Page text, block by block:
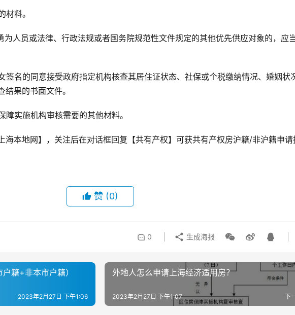
料。
为人员或法律、行政法规或者国务院规范性文件规定的其他优先供应对象的，应
签名的同意接受政府指定机构核查其居住证状态、社保或个税缴纳情况、婚姻状
果的书面文件。
实施机构审核需要的其他材料。
海本地网】，关注后在对话框回复【共有产权】可获共有产权房沪籍/非沪籍申请
赞 (0)
0 生成海报
籍+非本市户籍）
2023年2月27日 下午1:06
外地人怎么申请上海经济适用房？
下
2023年2月27日 下午1:07